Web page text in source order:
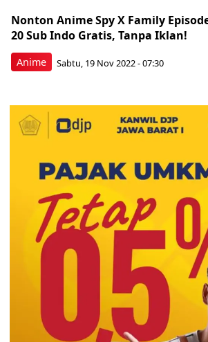
Anime
Nonton Anime Spy X Family
20 Sub Indo Gratis, Tanpa Iklan!
Sabtu, 19 Nov 2022 - 07:30